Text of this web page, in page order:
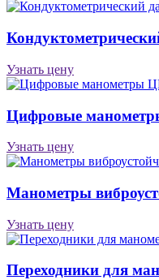
Узнать цену
Цифровые
Узнать цену
Манометры
Узнать цену
Переходники для